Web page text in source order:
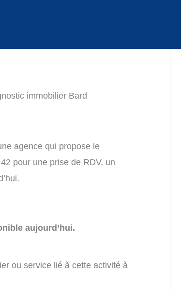
immobilier Bard
agence qui propose le
pour une prise de RDV, un
aujourd’hui.
ou service lié à cette activité à